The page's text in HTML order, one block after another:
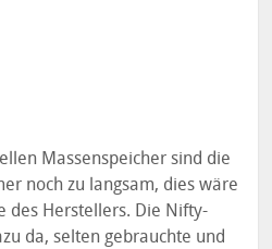
Massenspeicher sind die
noch zu langsam, dies wäre
des Herstellers. Die Nifty-
da, selten gebrauchte und